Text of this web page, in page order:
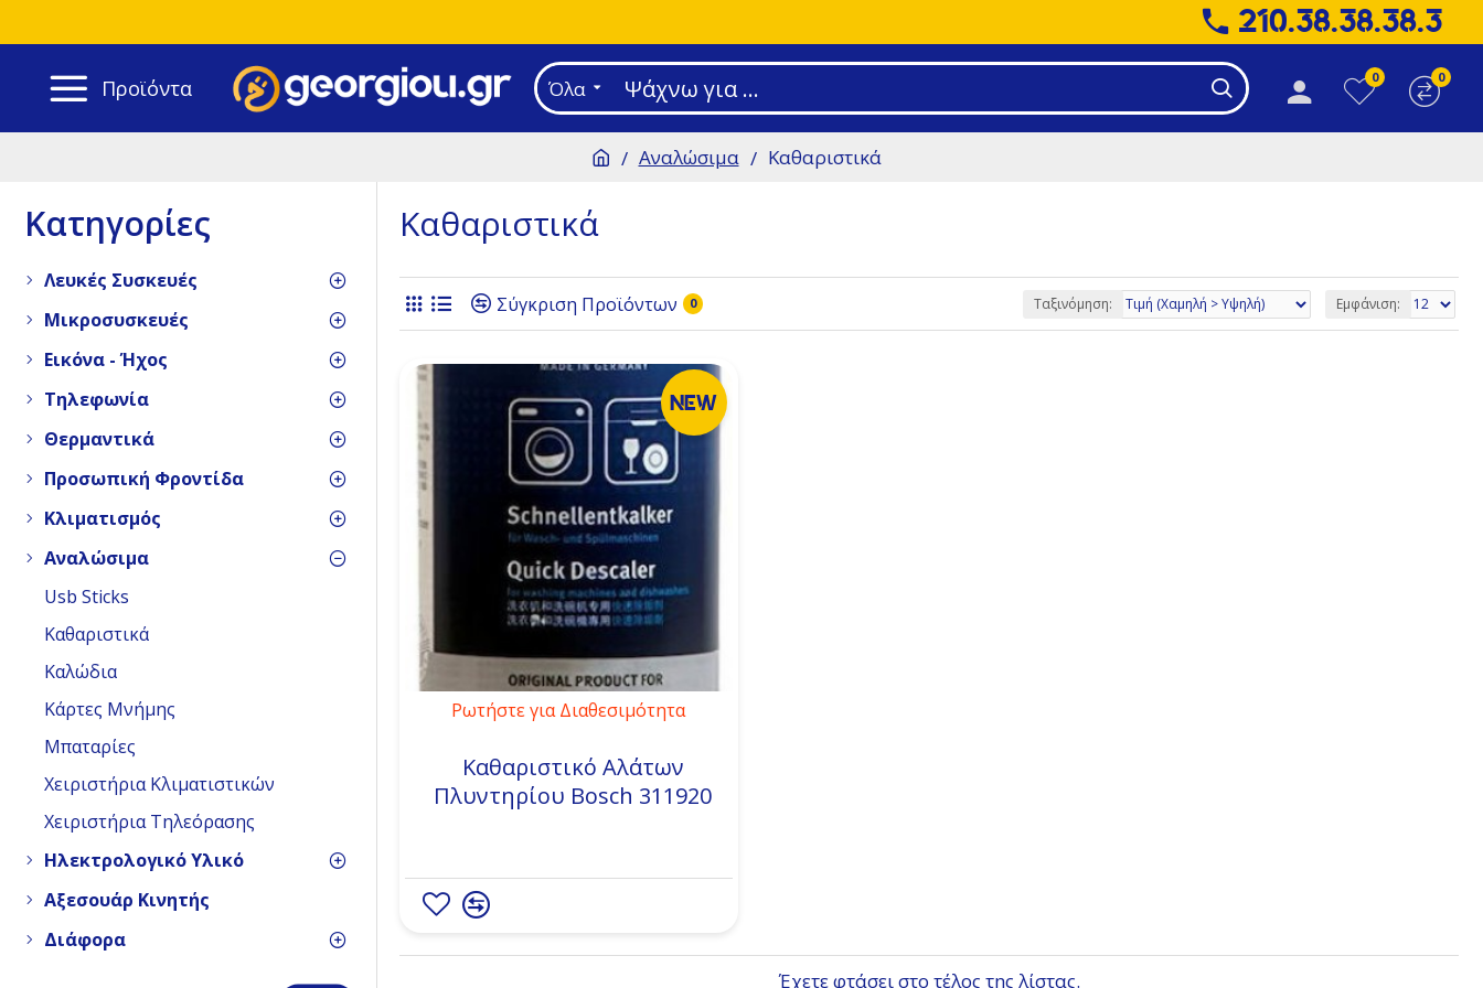
210.38.38.38.3
Προϊόντα Όλα 0 0
Αναλώσιμα Καθαριστικά
Κατηγορίες
Λευκές Συσκευές
Μικροσυσκευές
Εικόνα - Ήχος
Τηλεφωνία
Θερμαντικά
Προσωπική Φροντίδα
Κλιματισμός
Αναλώσιμα
Usb Sticks
Καθαριστικά
Καλώδια
Κάρτες Μνήμης
Μπαταρίες
Χειριστήρια Κλιματιστικών
Χειριστήρια Τηλεόρασης
Ηλεκτρολογικό Υλικό
Αξεσουάρ Κινητής
Διάφορα
Καθαριστικά
Σύγκριση Προϊόντων 0 Ταξινόμηση: Εμφάνιση:
NEW
Ρωτήστε για Διαθεσιμότητα
Καθαριστικό Αλάτων
Πλυντηρίου Bosch 311920
Έχετε φτάσει στο τέλος της λίστας.